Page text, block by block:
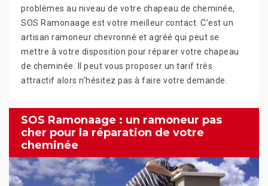
problèmes au niveau de votre chapeau de cheminée,
SOS Ramonaage est votre meilleur contact. C’est un
artisan ramoneur chevronné et agréé qui peut se
mettre à votre disposition pour réparer votre chapeau
de cheminée. Il peut vous proposer un tarif très
attractif alors n’hésitez pas à faire votre demande.
SOS Ramonaage : un ramoneur pas
cher pour la réparation de votre
cheminée